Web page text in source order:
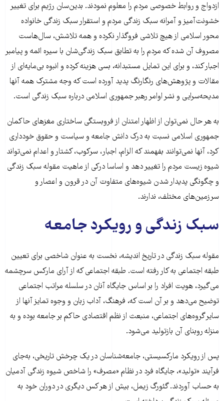
ازدواج و روابط خصوصی مردم را معلوم نمودند. بدین‌سان رژیم برای تغییر
خشونت‌آمیز و آمرانه سبک زندگی مردم و استقرار سبک زندگی خانواده
محور اسلامی از هیچ تلاشی فروگذار نکرده و همه تلاشش، سال‌هاست
مصروف آن شده که مردم را به تطابق سبک زندگی‌شان با سیره ائمه و پیامبر
اجبار کند، و برای این تمایل مستبدانه، بسی هزینه کرده و انبوه بی‌مایه‌ای از
مقالات و پژوهش‌های رنگارنگ پدید آورده است که وجه مشترک همه آنها
مدیحه‌سرایی و نشر اوامر رهبر جمهوری اسلامی درباره سبک زندگی است.
به هر حال نمی‌توان از اظهار امتنان از فروبستگی ساختاری مغزهای حاکمان
جمهوری اسلامی نسبت به درک دانش جامعه و سیاست و حقوق خودداری
کرد، آنها نمی‌توانند بفهمند که الزام، اجبار، سرکوب، کشتار و اعدام نمی‌تواند
شیوه زیست مردم را تغییر دهد و اساسا درکی از ماهیت مقوله سبک زندگی
و چگونگی پدیدار شدن شیوه‌های متفاوت آن در قرون و اعصار و
سرزمین‌های مختلف، ندارند.
سبک زندگی و رویکرد جامعه
مقوله سبک زندگی در تاریخ اندیشه، نخست به عنوان شاخصی برای تعیین
طبقه اجتماعی به کار رفته است. طبقه اجتماعی که از آرای مارکس سرچشمه
می‌گیرد، هویت افراد را بر اساس جایگاه آنان در سلسله مراتب اجتماعی
توضیح می‌دهد و بر آن است که، فرهنگ، آداب زبان و وجوه تمایز آنها از
سایر گروه‌های اجتماعی، منبعث از نظم اقتصادی حاکم بر جامعه بوده و به
منزله روبنای آن بازتولید می‌شود.
پس از رویکرد مارکسیستی، جامعه‌شناسان در یک چرخش تاریخی، به‌جای
فرآیند «تولید»، جایگاه فرد در نظام «مصرف» را شاخص شیوه زندگی آدمیان
به حساب آوردند. گئورگ زیمل، بیش از هر کس دیگری در دوران خود به